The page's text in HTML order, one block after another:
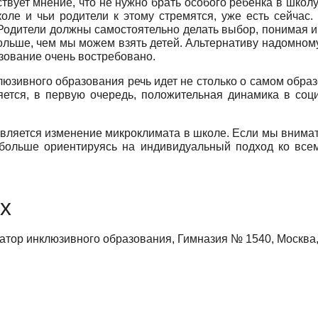
мнение, что не нужно брать особого ребенка в
и чьи родители к этому стремятся, уже есть
должны самостоятельно делать выбор, по­нимая
чем мы можем взять детей. Альтернативу
очень востребовано.
образования речь идет не столько о самом
в пер­вую очередь, положительная динамика в
изменение микроклимата в школе. Если мы
ориентируясь на индивидуальный подход ко
инклюзивного образования, Гимназия № 1540,